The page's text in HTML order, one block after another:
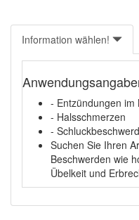
Information wählen!
- Entzündungen im
- Halsschmerzen
-
Suchen Sie Ihren
Beschwerden wie
Übelkeit und